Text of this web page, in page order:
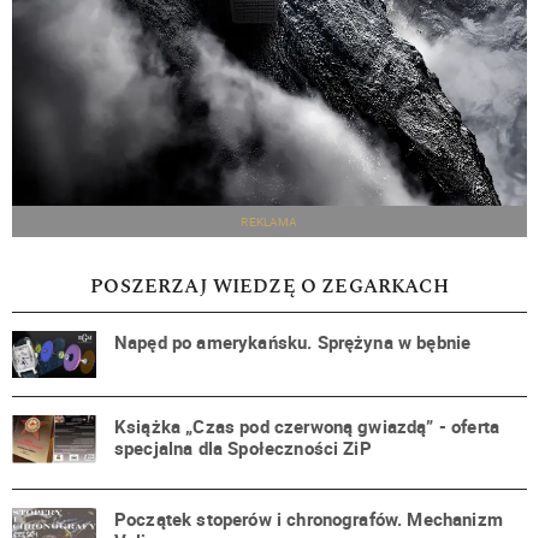
REKLAMA
POSZERZAJ WIEDZĘ O ZEGARKACH
Napęd po amerykańsku. Sprężyna w bębnie
Książka „Czas pod czerwoną gwiazdą” - oferta
specjalna dla Społeczności ZiP
Początek stoperów i chronografów. Mechanizm